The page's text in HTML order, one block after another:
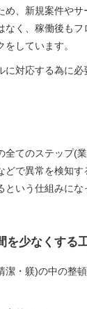
め、新規案件やサ
なく、稼働後もフ
しています。
対応する為に必
全てのステップ(
どで異常を検知す
いう仕組みにな
を少なくする
潔・躾)の中の整